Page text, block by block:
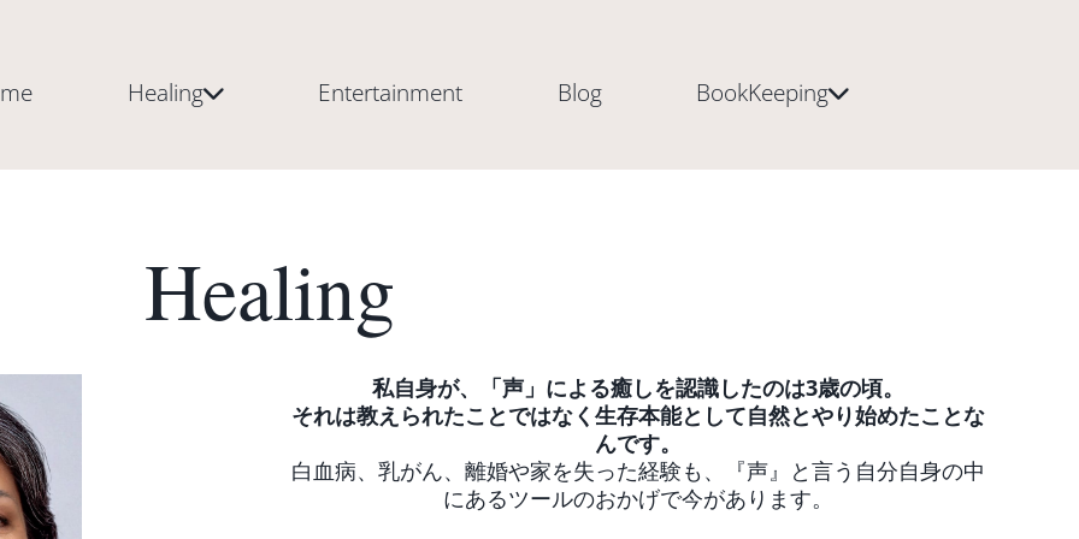
Healing Entertainment Blog BookKeeping
Healing
私自身が、「声」による癒しを認識したのは3歳の頃。
それは教えられたことではなく生存本能として自然とやり始めたことな
んです。
白血病、乳がん、離婚や家を失った経験も、『声』と言う自分自身の中
にあるツールのおかげで今があります。